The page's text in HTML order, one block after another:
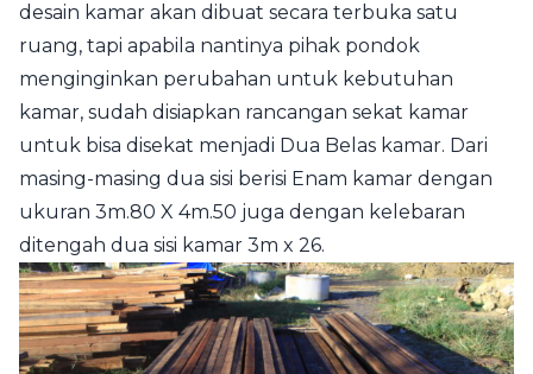
desain kamar akan dibuat secara terbuka satu
ruang, tapi apabila nantinya pihak pondok
menginginkan perubahan untuk kebutuhan
kamar, sudah disiapkan rancangan sekat kamar
untuk bisa disekat menjadi Dua Belas kamar. Dari
masing-masing dua sisi berisi Enam kamar dengan
ukuran 3m.80 X 4m.50 juga dengan kelebaran
ditengah dua sisi kamar 3m x 26.